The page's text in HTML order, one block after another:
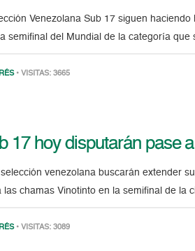
Venezolana Sub 17 siguen
semifinal del Mundial de la categoría que
• VISITAS: 3665
17 hoy disputarán pase
venezolana buscarán extender
las chamas Vinotinto en la semifinal de la
• VISITAS: 3089